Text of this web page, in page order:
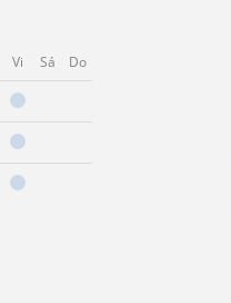
Vi Sá Do